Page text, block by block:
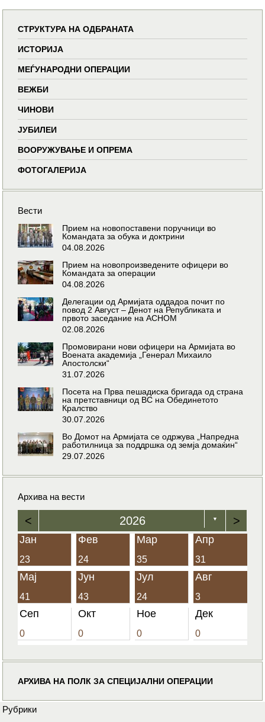
СТРУКТУРА НА ОДБРАНАТА
ИСТОРИЈА
МЕЃУНАРОДНИ ОПЕРАЦИИ
ВЕЖБИ
ЧИНОВИ
ЈУБИЛЕИ
ВООРУЖУВАЊЕ И ОПРЕМА
ФОТОГАЛЕРИЈА
Вести
Прием на новопоставени поручници во
Командата за обука и доктрини
04.08.2026
Прием на новопроизведените офицери во
Командата за операции
04.08.2026
Делегации од Армијата оддадоа почит по
повод 2 Август – Денот на Републиката и
првото заседание на АСНОМ
02.08.2026
Промовирани нови офицери на Армијата во
Воената академија „Генерал Михаило
Апостолски“
31.07.2026
Посета на Прва пешадиска бригада од страна
на претставници од ВС на Обединетото
Кралство
30.07.2026
Во Домот на Армијата се одржува „Напредна
работилница за поддршка од земја домаќин“
29.07.2026
Архива на вести
< 2026 ▼ >
Јан
23
Фев
24
Мар
35
Апр
31
Мај
41
Јун
43
Јул
24
Авг
3
Сеп
0
Окт
0
Ное
0
Дек
0
АРХИВА НА ПОЛК ЗА СПЕЦИЈАЛНИ ОПЕРАЦИИ
Рубрики